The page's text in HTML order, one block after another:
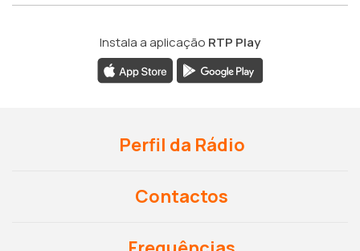
Instala a aplicação RTP Play
Perfil da Rádio
Contactos